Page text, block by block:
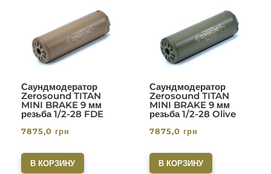
Саундмодератор
Zerosound TITAN
MINI BRAKE 9 мм
резьба 1/2-28 FDE
7875,0 грн
В КОРЗИНУ
Саундмодератор
Zerosound TITAN
MINI BRAKE 9 мм
резьба 1/2-28 Olive
7875,0 грн
В КОРЗИНУ